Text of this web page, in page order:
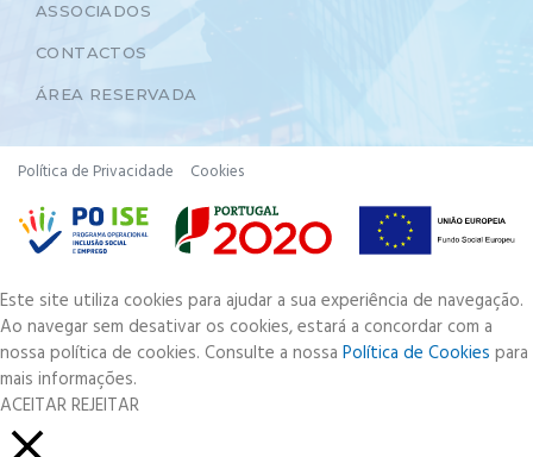
ASSOCIADOS
CONTACTOS
ÁREA RESERVADA
Política de Privacidade Cookies
Este site utiliza cookies para ajudar a sua experiência de navegação.
Ao navegar sem desativar os cookies, estará a concordar com a
nossa política de cookies. Consulte a nossa Política de Cookies para
mais informações.
ACEITARREJEITAR